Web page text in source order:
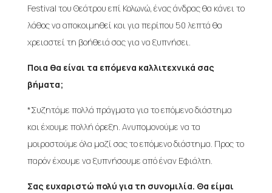
Festival του Θεάτρου επί Κολωνώ, ένας άνδρας θα κάνει το
λάθος να αποκοιμηθεί και για περίπου 50 λεπτά θα
χρειαστεί τη βοήθειά σας για να ξυπνήσει.
Ποια θα είναι τα επόμενα καλλιτεχνικά σας
βήματα;
*Συζητάμε πολλά πράγματα για το επόμενο διάστημα
και έχουμε πολλή όρεξη. Ανυπομονούμε να τα
μοιραστούμε όλα μαζί σας το επόμενο διάστημα. Προς το
παρόν έχουμε να ξυπνήσουμε από έναν Εφιάλτη.
Σας ευχαριστώ πολύ για τη συνομιλία. Θα είμαι